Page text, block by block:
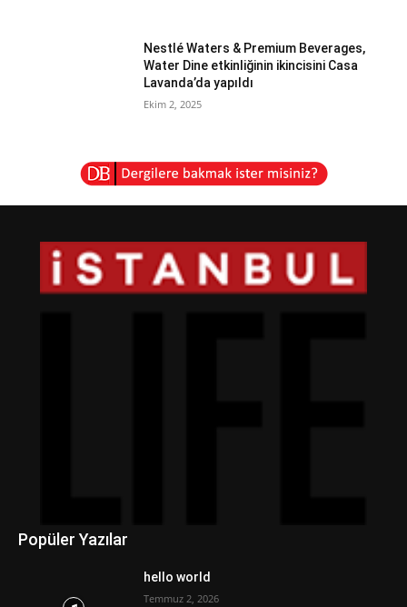
Nestlé Waters & Premium Beverages,
Water Dine etkinliğinin ikincisini Casa
Lavanda’da yapıldı
Ekim 2, 2025
Popüler Yazılar
hello world
Temmuz 2, 2026